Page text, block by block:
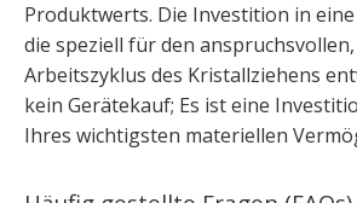
Produktwerts. Die Investition in
die speziell für den
Arbeitszyklus des Kristallziehens
kein Gerätekauf; Es ist eine
Ihres wichtigsten materiellen